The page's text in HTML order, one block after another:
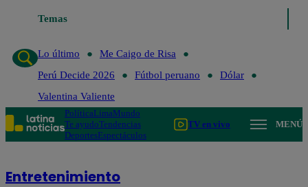
Temas
Lo último
Me Caigo de Risa
Perú Decide 2026
Fútbol peruano
Dólar
Valentina Valiente
PolíticaLimaMundo
Te ayudoTendencias
DeportesEspectáculos
TV en vivo MENÚ
Entretenimiento